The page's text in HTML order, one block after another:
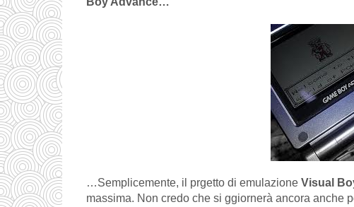
…Semplicemente, il prgetto di emulazione Visual
massima. Non credo che si ggiornerà ancora anche